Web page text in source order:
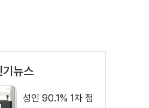
뉴스
성인 90.1% 1차 접